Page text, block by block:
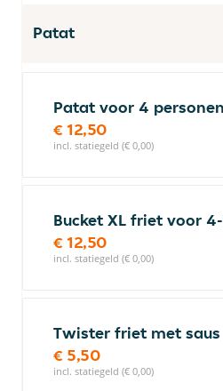
Patat
Patat voor 4 personen
€ 12,50
incl. statiegeld (€ 0,00)
Bucket XL friet voor
€ 12,50
incl. statiegeld (€ 0,00)
Twister friet met saus
€ 5,50
incl. statiegeld (€ 0,00)